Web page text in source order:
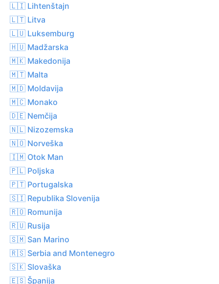
🇱🇮 Lihtenštajn
🇱🇹 Litva
🇱🇺 Luksemburg
🇭🇺 Madžarska
🇲🇰 Makedonija
🇲🇹 Malta
🇲🇩 Moldavija
🇲🇨 Monako
🇩🇪 Nemčija
🇳🇱 Nizozemska
🇳🇴 Norveška
🇮🇲 Otok Man
🇵🇱 Poljska
🇵🇹 Portugalska
🇸🇮 Republika Slovenija
🇷🇴 Romunija
🇷🇺 Rusija
🇸🇲 San Marino
🇷🇸 Serbia and Montenegro
🇸🇰 Slovaška
🇪🇸 Španija